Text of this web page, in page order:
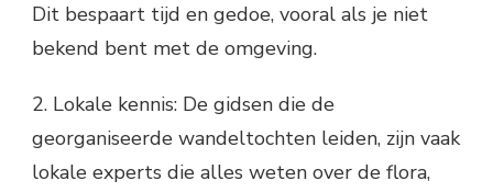
Dit bespaart tijd en gedoe, vooral als je niet
bekend bent met de omgeving.
2. Lokale kennis: De gidsen die de
georganiseerde wandeltochten leiden, zijn vaak
lokale experts die alles weten over de flora,